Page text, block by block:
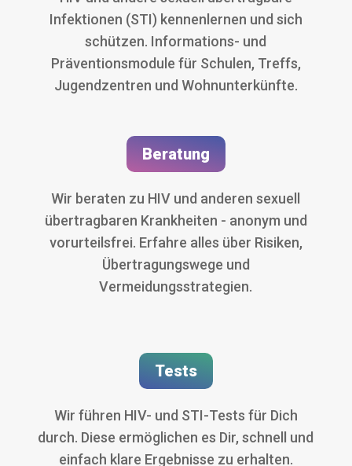
Infektionen (STI) kennenlernen und sich
schützen. Infor­mations- und
Präventionsmodule für Schulen, Treffs,
Jugendzentren und Wohnunterkünfte.
Beratung
Wir beraten zu HIV und anderen sexuell
übertragbaren Krankheiten - anonym und
vorurteilsfrei. Erfahre alles über Risiken,
Übertragungswege und
Vermeidungsstrategien.
Tests
Wir führen HIV- und STI-Tests für Dich
durch. Diese ermöglichen es Dir, schnell und
einfach klare Ergebnisse zu erhalten.